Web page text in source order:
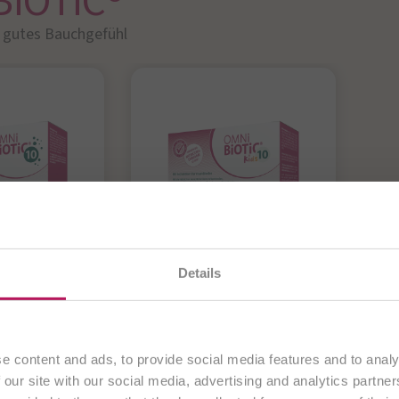
Details
content and ads, to provide social media features and to
site with our social media, advertising and analytics
Bauchgefühl​
10
- für
während
OMNi-BiOTiC® 10
Kids
ergänzen!
gerade unsere österreichische Website
. Alle
ausschließlich an Kunden ausÖsterreich.
Fortfahren